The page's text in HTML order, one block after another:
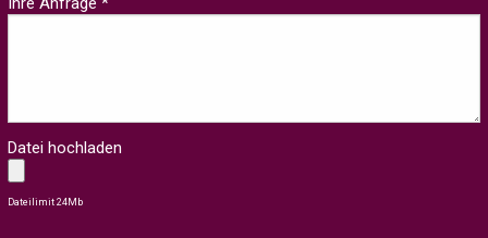
Datei hochladen
Dateilimit 24Mb